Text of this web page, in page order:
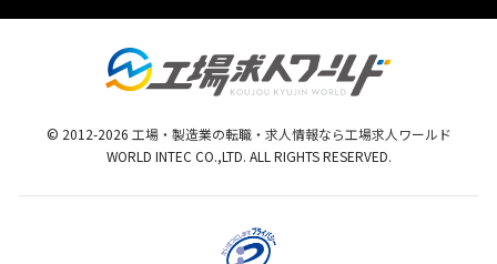
© 2012-2026 工場・製造業の転職・求人情報なら工場求人ワールド
WORLD INTEC CO.,LTD. ALL RIGHTS RESERVED.